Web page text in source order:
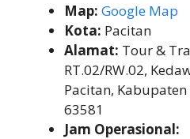
Map: Google Map
Kota: Pacitan
Alamat: Tour &
RT.02/RW.02,
Pacitan,
63581
Jam Operasional: